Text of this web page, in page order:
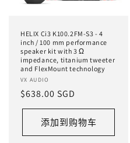
HELIX Ci3 K100.2FM-S3 - 4
inch / 100 mm performance
speaker kit with 3 Ω
impedance, titanium tweeter
and FlexMount technology
厂
商：
VX AUDIO
常
规
格
$638.00 SGD
添加到购物车